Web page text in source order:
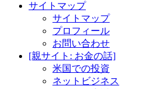
サイトマップ
サイトマップ
プロフィール
お問い合わせ
[親サイト: お金の話]
米国での投資
ネットビジネス